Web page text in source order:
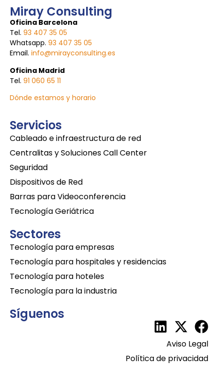
Miray Consulting
Oficina Barcelona
Tel. 93 407 35 05
Whatsapp. 93 407 35 05
Email. info@mirayconsulting.es
Oficina Madrid
Tel. 91 060 65 11
Dónde estamos y horario
Servicios
Cableado e infraestructura de red
Centralitas y Soluciones Call Center
Seguridad
Dispositivos de Red
Barras para Videoconferencia
Tecnología Geriátrica
Sectores
Tecnología para empresas
Tecnología para hospitales y residencias
Tecnología para hoteles
Tecnología para la industria
Síguenos
Aviso Legal
Política de privacidad